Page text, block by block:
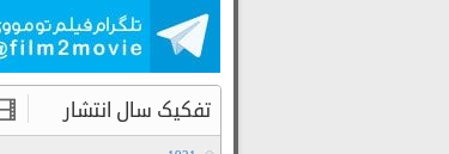
تفکیک سال انتشار